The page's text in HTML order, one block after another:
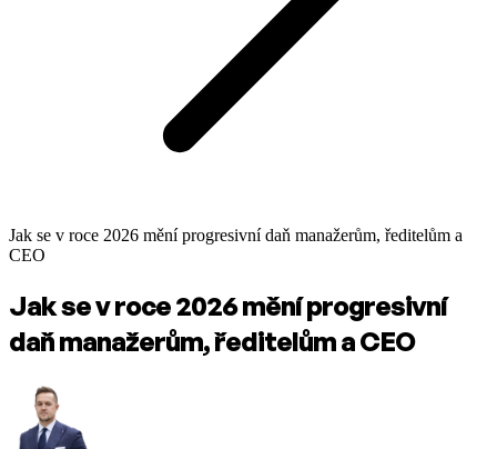
Jak se v roce 2026 mění progresivní daň manažerům, ředitelům a
CEO
Jak se v roce 2026 mění progresivní
daň manažerům, ředitelům a CEO